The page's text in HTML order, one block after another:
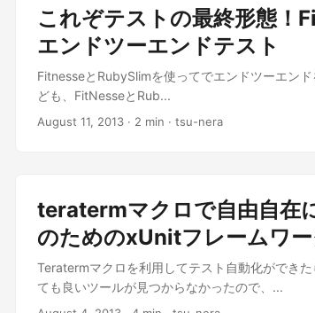
これぞテストの最終形態！
エンドツーエンドテスト
FitnesseとRubySlimを使ってでエンドツーエン
ども、FitNesseとRub...
August 11, 2013 · 2 min · tsu-nera
teratermマクロで自由自在
のためのxUnitフレームワー
Teratermマクロを利用してテスト自動化ができ
ても良いツールが見つからなかったので、...